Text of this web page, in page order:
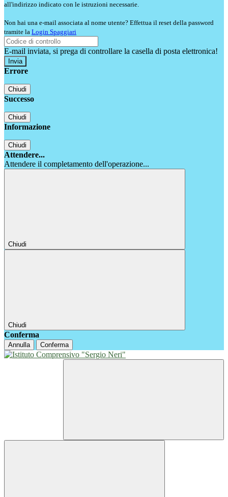
all'indirizzo indicato con le istruzioni necessarie.
Non hai una e-mail associata al nome utente? Effettua il reset della password
tramite la Login Spaggiari
E-mail inviata, si prega di controllare la casella di posta elettronica!
Errore
Chiudi
Successo
Chiudi
Informazione
Chiudi
Attendere...
Attendere il completamento dell'operazione...
Chiudi
Chiudi
Conferma
Annulla Conferma